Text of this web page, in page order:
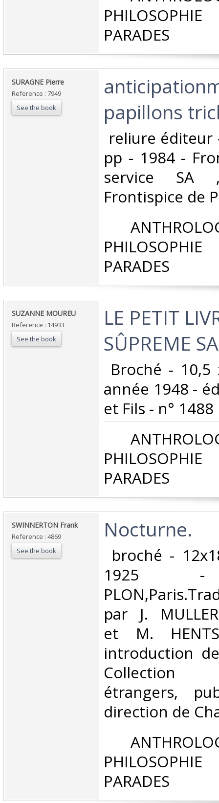
PHILOSOPHIE
PARADES‎
‎SURAGNE Pierre‎
Reference : 7949
See the book
papillons
reliure éditeur
pp - 1984 -
service SA
Frontispice de
PHILOSOPHIE
PARADES‎
‎SUZANNE MOUREU‎
Reference : 14933
See the book
‎LE PETIT
SÛPREME
Broché -
année 1948 -
et Fils - n° 1488 ‎
PHILOSOPHIE
PARADES‎
‎SWINNERTON Frank‎
Reference : 4869
See the book
‎Nocturne.‎
broché -
1925 -
par J.
et M.
introduction
étrangers,
direction de
PHILOSOPHIE
PARADES‎